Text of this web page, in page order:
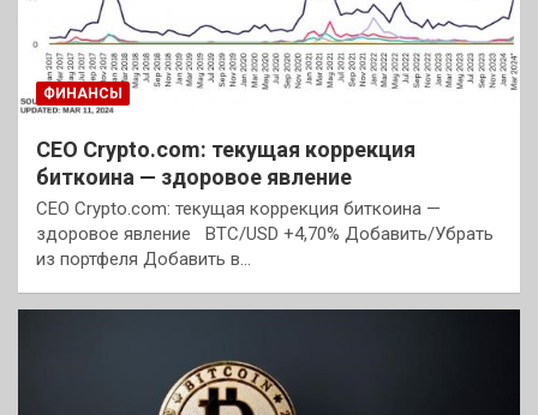
ФИНАНСЫ
CEO Crypto.com: текущая коррекция
биткоина — здоровое явление
CEO Crypto.com: текущая коррекция биткоина —
здоровое явление BTC/USD +4,70% Добавить/Убрать
из портфеля Добавить в…